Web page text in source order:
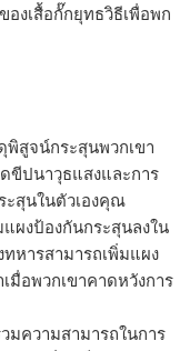
งเสื้อกั๊กยุทธวิธีเพื่อพก
พิสูจน์กระสุนพวกเขา
ขีปนาวุธแสงและการ
สุนในตัวเองคุณ
ผงป้องกันกระสุนลงใน
หารสามารถเพิ่มแผง
มื่อพวกเขาคาดหวังการ
มความสามารถในการ